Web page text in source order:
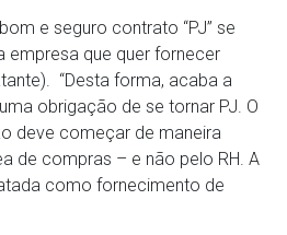
e seguro contrato “PJ” se
empresa que quer fornecer
“Desta forma, acaba a
obrigação de se tornar PJ. O
deve começar de maneira
de compras – e não pelo RH. A
como fornecimento de